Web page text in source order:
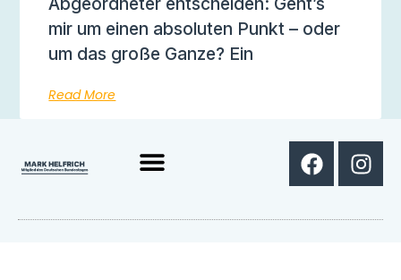
mir um einen absoluten Punkt – oder
um das große Ganze? Ein
Read More